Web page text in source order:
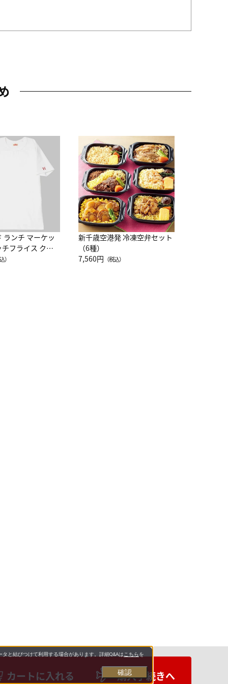
カートに入れる 購入手続きへ
ランチ マーケッ
フライス クル
半袖Ｔシャツ
）
新千歳空港発 冷凍空弁セット
（6種）
7,560円 （税込）
と結びつけて利用する場合があります。詳細Q&Aは こちらを
確認